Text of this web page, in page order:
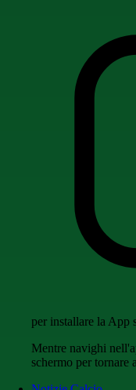
per installare la App
Mentre navighi
schermo per tornare